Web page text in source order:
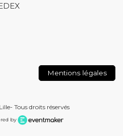
Mentions légales
Tous droits réservés
by